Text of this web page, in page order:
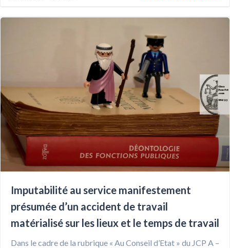
Imputabilité au service manifestement
présumée d’un accident de travail
matérialisé sur les lieux et le temps de travail
Dans le cadre de la rubrique « Au Conseil d’Etat » du JCP A –